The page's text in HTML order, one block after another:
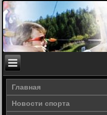
Главная
Новости спорта